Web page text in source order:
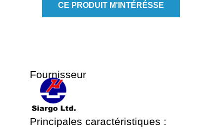
CE PRODUIT M'INTÉRÉSSE
Fournisseur
Principales caractéristiques :